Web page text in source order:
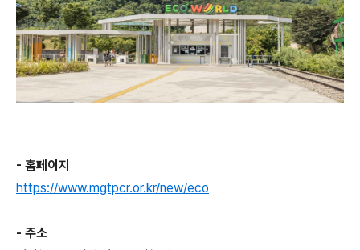
- 홈페이지
https://www.mgtpcr.or.kr/new/eco
- 주소